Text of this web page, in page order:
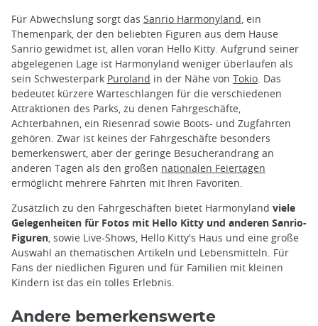
Für Abwechslung sorgt das Sanrio Harmonyland, ein
Themenpark, der den beliebten Figuren aus dem Hause
Sanrio gewidmet ist, allen voran Hello Kitty. Aufgrund seiner
abgelegenen Lage ist Harmonyland weniger überlaufen als
sein Schwesterpark Puroland in der Nähe von Tokio. Das
bedeutet kürzere Warteschlangen für die verschiedenen
Attraktionen des Parks, zu denen Fahrgeschäfte,
Achterbahnen, ein Riesenrad sowie Boots- und Zugfahrten
gehören. Zwar ist keines der Fahrgeschäfte besonders
bemerkenswert, aber der geringe Besucherandrang an
anderen Tagen als den großen nationalen Feiertagen
ermöglicht mehrere Fahrten mit Ihren Favoriten.
Zusätzlich zu den Fahrgeschäften bietet Harmonyland viele
Gelegenheiten für Fotos mit Hello Kitty und anderen Sanrio-
Figuren, sowie Live-Shows, Hello Kitty's Haus und eine große
Auswahl an thematischen Artikeln und Lebensmitteln. Für
Fans der niedlichen Figuren und für Familien mit kleinen
Kindern ist das ein tolles Erlebnis.
Andere bemerkenswerte